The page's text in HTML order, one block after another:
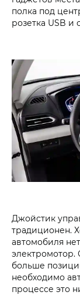
полка под
розетка USB и
Джойстик
традиционен.
автомобиля
электромотор.
больше
необходимо
процессе это